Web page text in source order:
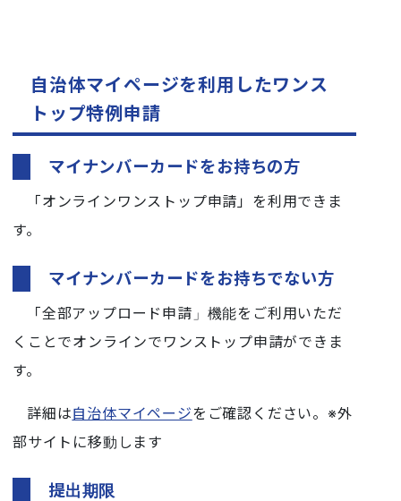
自治体マイページを利用したワンス
トップ特例申請
マイナンバーカードをお持ちの方
「オンラインワンストップ申請」を利用できま
す。
マイナンバーカードをお持ちでない方
「全部アップロード申請」機能をご利用いただ
くことでオンラインでワンストップ申請ができま
す。
詳細は自治体マイページをご確認ください。※外
部サイトに移動します
提出期限